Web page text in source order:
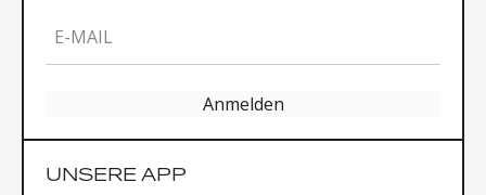
ENVE SES 2.3, 3.4, 4.5, 6.7 (nach Wahl)
Reifen: ENVE SES 27, 29 oder 31 (nach Wahl)
(Foundation) oder Carbon (SES) Schienen
E-MAIL
Anmelden
UNSERE APP